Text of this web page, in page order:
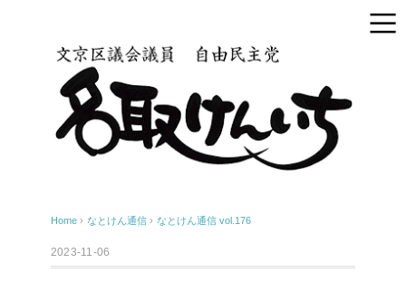
Home › なとけん通信 › なとけん通信 vol.176
2023-11-06